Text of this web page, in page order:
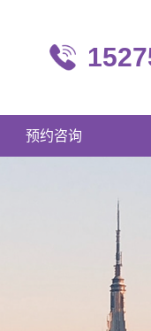
预约咨询